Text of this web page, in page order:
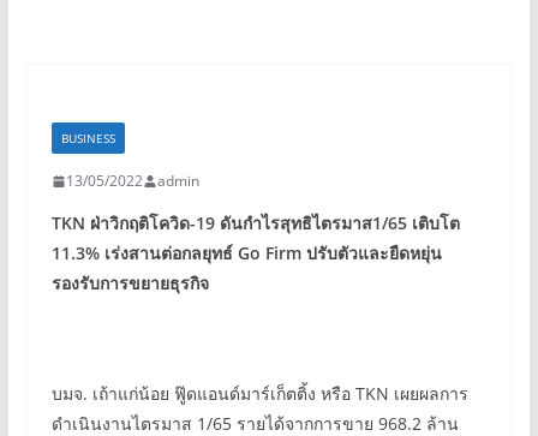
BUSINESS
13/05/2022 admin
TKN ฝ่าวิกฤติโควิด-19ดันกำไรสุทธิไตรมาส1/65เติบโต
11.3% เร่งสานต่อกลยุทธ์ Go Firm ปรับตัวและยืดหยุ่น
รองรับการขยายธุรกิจ
บมจ. เถ้าแก่น้อย ฟู๊ดแอนด์มาร์เก็ตติ้ง หรือ TKN เผยผลการ
ดำเนินงานไตรมาส 1/65 รายได้จากการขาย 968.2 ล้าน